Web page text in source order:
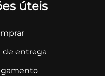
úteis
de entrega